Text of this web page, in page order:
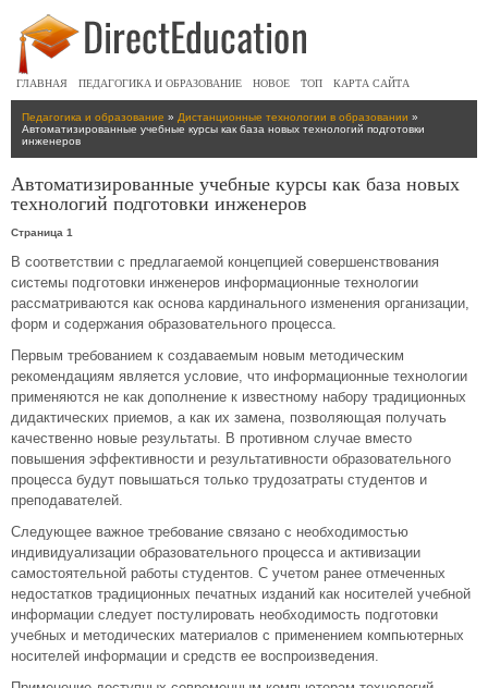
ГЛАВНАЯ ПЕДАГОГИКА И ОБРАЗОВАНИЕ НОВОЕ ТОП КАРТА САЙТА
Педагогика и образование » Дистанционные технологии в образовании »
Автоматизированные учебные курсы как база новых технологий подготовки
инженеров
Автоматизированные учебные курсы как база новых
технологий подготовки инженеров
Страница 1
В соответствии с предлагаемой концепцией совершенствования
системы подготовки инженеров информационные технологии
рассматриваются как основа кардинального изменения организации,
форм и содержания образовательного процесса.
Первым требованием к создаваемым новым методическим
рекомендациям является условие, что информационные технологии
применяются не как дополнение к известному набору традиционных
дидактических приемов, а как их замена, позволяющая получать
качественно новые результаты. В противном случае вместо
повышения эффективности и результативности образовательного
процесса будут повышаться только трудозатраты студентов и
преподавателей.
Следующее важное требование связано с необходимостью
индивидуализации образовательного процесса и активизации
самостоятельной работы студентов. С учетом ранее отмеченных
недостатков традиционных печатных изданий как носителей учебной
информации следует постулировать необходимость подготовки
учебных и методических материалов с применением компьютерных
носителей информации и средств ее воспроизведения.